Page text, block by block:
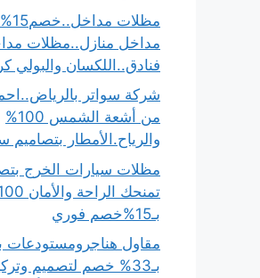
مداخل منازل..مظلات
فنادق..اللكسان والبولي
شركة سواتر
من أشعة الشمس 100%
والرياح.الأمطار بتصاميم
مظلات سيارات الخرج
بـ15%خصم فوري
مقاول هناجرومستودعات
بـ33% خصم لتصميم